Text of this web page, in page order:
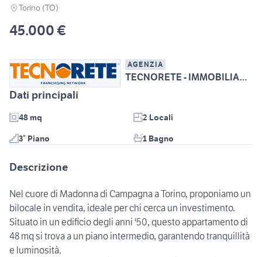
Torino (TO)
45.000 €
AGENZIA
TECNORETE - IMMOBILIARE BORGARO SAS
Dati principali
48 mq
2 Locali
3° Piano
1 Bagno
Descrizione
Nel cuore di Madonna di Campagna a Torino, proponiamo un
bilocale in vendita, ideale per chi cerca un investimento.
Situato in un edificio degli anni '50, questo appartamento di
48 mq si trova a un piano intermedio, garantendo tranquillità
e luminosità.